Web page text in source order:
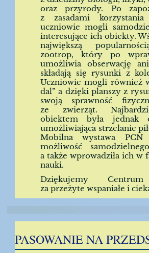
oraz przyrody. Po
z zasadami
uczniowie mogli
interesujące ich obiekty.
największą
zootrop, który po
umożliwia obserwację
składają się rysunki z
Uczniowie mogli również
dal” a dzięki planszy z
swoją sprawność
ze zwierząt.
obiektem była jednak
umożliwiająca strzelanie
Mobilna wystawa PCN
możliwość
a także wprowadziła ich w
nauki.
Dziękujemy Centrum
za przeżyte wspaniałe i
PASOWANIE NA